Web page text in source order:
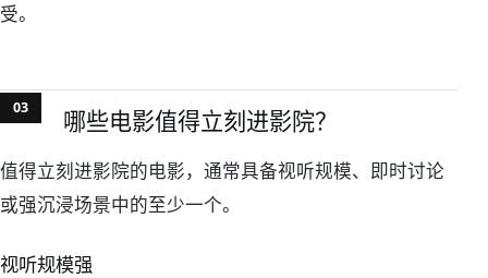
受。
哪些电影值得立刻进影院？
值得立刻进影院的电影，通常具备视听规模、即时讨论
或强沉浸场景中的至少一个。
视听规模强